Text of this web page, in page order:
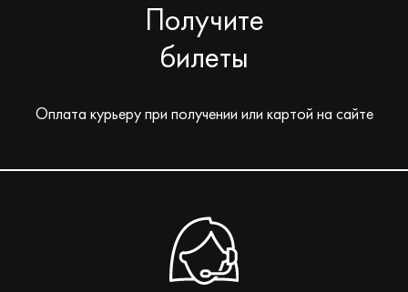
Получите
билеты
Оплата курьеру при получении или картой на сайте